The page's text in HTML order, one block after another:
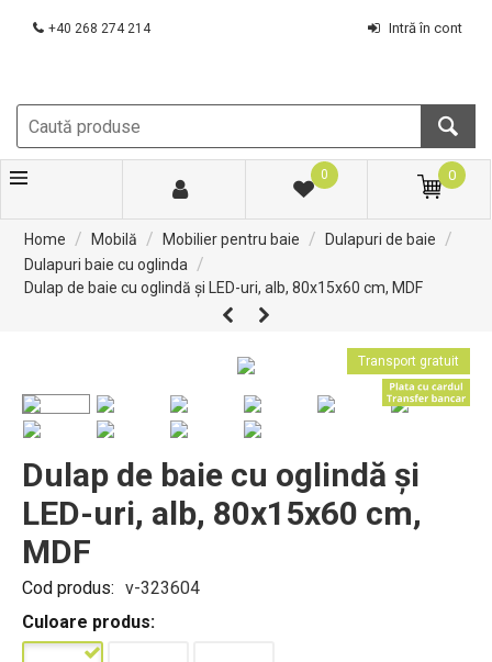
+40 268 274 214 Intră în cont
0 0
Home / Mobilă / Mobilier pentru baie / Dulapuri de baie /
Dulapuri baie cu oglinda /
Dulap de baie cu oglindă și LED-uri, alb, 80x15x60 cm, MDF
Transport gratuit
Dulap de baie cu oglindă și
LED-uri, alb, 80x15x60 cm,
MDF
Cod produs: v-323604
Culoare produs: